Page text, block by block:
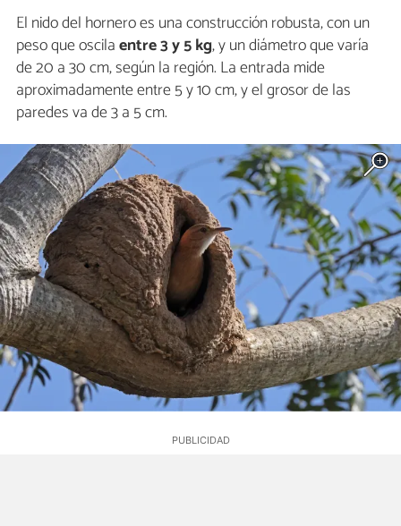
El nido del hornero es una construcción robusta, con un
peso que oscilaentre 3 y 5 kg, y un diámetro que varía
de 20 a 30 cm, según la región. La entrada mide
aproximadamente entre 5 y 10 cm, y el grosor de las
paredes va de 3 a 5 cm.